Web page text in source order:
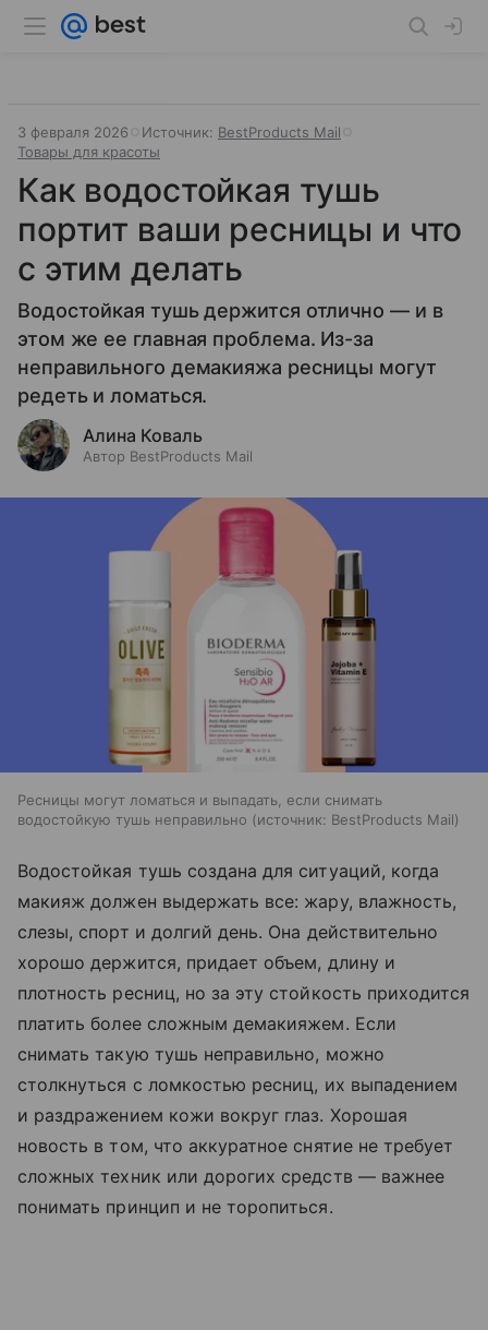
3 февраля 2026 Источник: BestProducts Mail
Товары для красоты
Как водостойкая тушь
портит ваши ресницы и что
с этим делать
Водостойкая тушь держится отлично — и в
этом же ее главная проблема. Из-за
неправильного демакияжа ресницы могут
редеть и ломаться.
Алина Коваль
Автор BestProducts Mail
Ресницы могут ломаться и выпадать, если снимать
водостойкую тушь неправильно
источник: BestProducts Mail
Водостойкая тушь создана для ситуаций, когда
макияж должен выдержать все: жару, влажность,
слезы, спорт и долгий день. Она действительно
хорошо держится, придает объем, длину и
плотность ресниц, но за эту стойкость приходится
платить более сложным демакияжем. Если
снимать такую тушь неправильно, можно
столкнуться с ломкостью ресниц, их выпадением
и раздражением кожи вокруг глаз. Хорошая
новость в том, что аккуратное снятие не требует
сложных техник или дорогих средств — важнее
понимать принцип и не торопиться.